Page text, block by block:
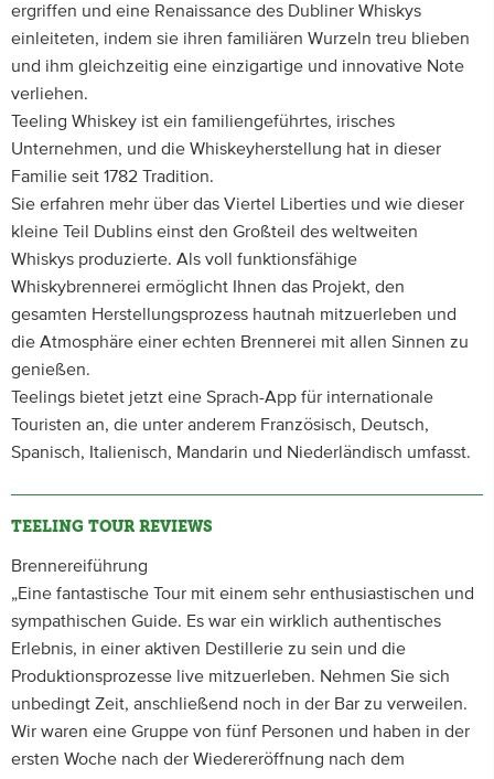
ergriffen und eine Renaissance des Dubliner Whiskys
einleiteten, indem sie ihren familiären Wurzeln treu blieben
und ihm gleichzeitig eine einzigartige und innovative Note
verliehen.
Teeling Whiskey ist ein familiengeführtes, irisches
Unternehmen, und die Whiskeyherstellung hat in dieser
Familie seit 1782 Tradition.
Sie erfahren mehr über das Viertel Liberties und wie dieser
kleine Teil Dublins einst den Großteil des weltweiten
Whiskys produzierte. Als voll funktionsfähige
Whiskybrennerei ermöglicht Ihnen das Projekt, den
gesamten Herstellungsprozess hautnah mitzuerleben und
die Atmosphäre einer echten Brennerei mit allen Sinnen zu
genießen.
Teelings bietet jetzt eine Sprach-App für internationale
Touristen an, die unter anderem Französisch, Deutsch,
Spanisch, Italienisch, Mandarin und Niederländisch umfasst.
TEELING TOUR REVIEWS
Brennereiführung
„Eine fantastische Tour mit einem sehr enthusiastischen und
sympathischen Guide. Es war ein wirklich authentisches
Erlebnis, in einer aktiven Destillerie zu sein und die
Produktionsprozesse live mitzuerleben. Nehmen Sie sich
unbedingt Zeit, anschließend noch in der Bar zu verweilen.
Wir waren eine Gruppe von fünf Personen und haben in der
ersten Woche nach der Wiedereröffnung nach dem